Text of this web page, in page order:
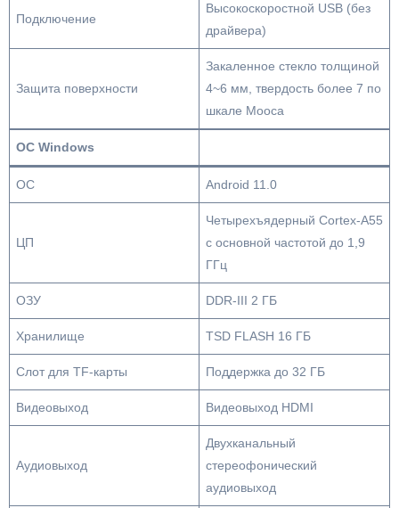
Подключение
Высокоскоростной USB (без
драйвера)
Защита поверхности
Закаленное стекло толщиной
4~6 мм, твердость более 7 по
шкале Мооса
ОС Windows
ОС Android 11.0
ЦП
Четырехъядерный Cortex-A55
с основной частотой до 1,9
ГГц
ОЗУ DDR-III 2 ГБ
Хранилище TSD FLASH 16 ГБ
Слот для TF-карты Поддержка до 32 ГБ
Видеовыход Видеовыход HDMI
Аудиовыход
Двухканальный
стереофонический
аудиовыход